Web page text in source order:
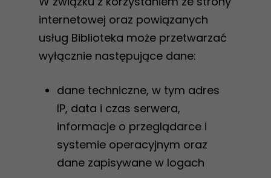
internetowej oraz powiązanych
usług Biblioteka może przetwarzać
wyłącznie następujące dane:
dane techniczne, w tym adres
IP, data i czas serwera,
informacje o przeglądarce i
systemie operacyjnym oraz
dane zapisywane w logach